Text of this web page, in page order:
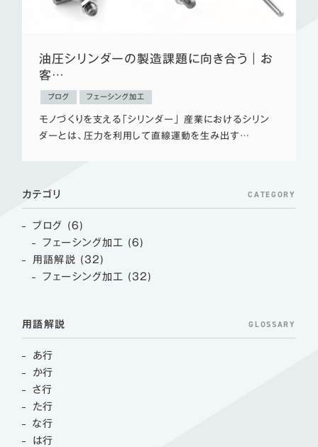
油圧シリンダーの製造課題に向き合う｜お
客…
ブログ フェーシング加工
モノづくりを支える「シリンダー」 産業におけるシリン
ダーとは、圧力を利用して直線運動を生み出す…
カテゴリ CATEGORY
ブログ (6)
フェーシング加工 (6)
用語解説 (32)
フェーシング加工 (32)
用語解説 GLOSSARY
あ行
か行
さ行
た行
な行
は行